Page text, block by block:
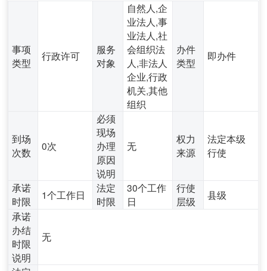
事项
类型
行政许可
服务
对象
自然人,企
业法人,事
业法人,社
会组织法
人,非法人
企业,行政
机关,其他
组织
办件
类型
即办件
到场
次数
0次
必须
现场
办理
原因
说明
无
权力
来源
法定本级
行使
承诺
时限
1个工作日
法定
时限
30个工作
日
行使
层级
县级
承诺
办结
时限
说明
无